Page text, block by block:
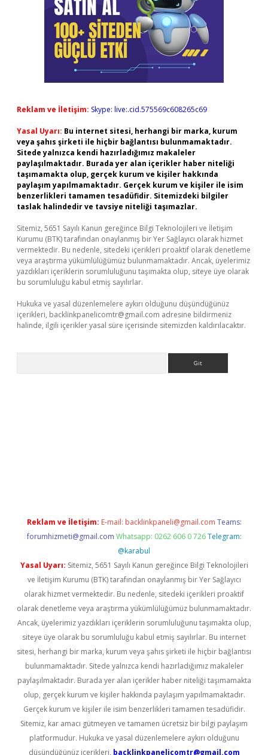
Reklam ve İletişim: Skype: live:.cid.575569c608265c69
Yasal Uyarı: Bu internet sitesi, herhangi bir marka, kurum
veya şahıs şirketi ile hiçbir bağlantısı bulunmamaktadır.
Sitede yalnızca kendi hazırladığımız makaleler
paylaşılmaktadır. Burada yer alan içerikler haber niteliği
taşımamakta olup, gerçek kurum ve kişiler hakkında
paylaşım yapılmamaktadır. Gerçek kurum ve kişiler ile isim
benzerlikleri tamamen tesadüfidir. Sitemizdeki bilgiler
taslak halindedir ve tavsiye niteliği taşımazlar.
Sitemiz, 5651 Sayılı Kanun gereğince Bilgi Teknolojileri ve İletişim
Kurumu (BTK) tarafından onaylanmış bir Yer Sağlayıcı olarak hizmet
vermektedir. Bu nedenle, sitedeki içerikleri proaktif olarak denetleme
veya araştırma yükümlülüğümüz bulunmamaktadır. Ancak, üyelerimiz
yazdıkları içeriklerin sorumluluğunu taşımakta olup, siteye üye olarak
bu sorumluluğu kabul etmiş sayılırlar.
Hukuka ve yasal düzenlemelere aykırı olduğunu düşündüğünüz
içerikleri, backlinkpanelicomtr@gmail.com adresine bildirmeniz
halinde, ilgili içerikler yasal süre içerisinde sitemizden kaldırılacaktır.
Reklam ve İletişim: E-mail: backlinkpaneli@gmail.com Teams:
forumhizmeti@gmail.com Whatsapp: 0262 606 0 726 Telegram:
@karabul
Yasal Uyarı: Sitemiz, 5651 Sayılı Kanun gereğince Bilgi Teknolojileri
ve İletişim Kurumu (BTK) tarafından onaylanmış bir Yer Sağlayıcı
olarak hizmet vermektedir. Bu nedenle, sitedeki içerikleri proaktif
olarak denetleme veya araştırma yükümlülüğümüz bulunmamaktadır.
Ancak, üyelerimiz yazdıkları içeriklerin sorumluluğunu taşımakta olup,
siteye üye olarak bu sorumluluğu kabul etmiş sayılırlar. Bu internet
sitesi, herhangi bir marka, kurum veya şahıs şirketi ile hiçbir bağlantısı
bulunmamaktadır. Sitede yalnızca kendi hazırladığımız makaleler
paylaşılmaktadır. Burada yer alan içerikler haber niteliği taşımamakta
olup, gerçek kurum ve kişiler hakkında paylaşım yapılmamaktadır.
Gerçek kurum ve kişiler ile isim benzerlikleri tamamen tesadüfidir.
Sitemiz, kar amacı gütmeyen ve tamamen ücretsiz bir bilgi paylaşım
platformudur. Hukuka ve yasal düzenlemelere aykırı olduğunu
düşündüğünüz içerikleri, backlinkpanelicomtr@gmail.com